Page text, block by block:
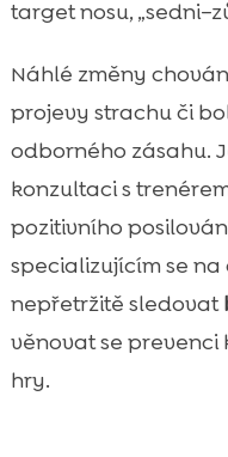
target nosu,
Náhlé změny
projevy strachu či
odborného zásahu.
konzultaci s
pozitivního
specializujícím se
nepřetržitě sledovat
věnovat se prevenci
hry.